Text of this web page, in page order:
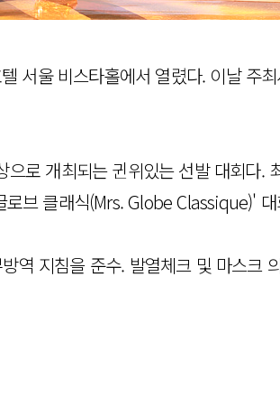
서울 비스타홀에서 열렸다. 이날 주
로 개최되는 귄위있는 선발 대회다.
브 클래식(Mrs. Globe Classique)'
역 지침을 준수. 발열체크 및 마스크